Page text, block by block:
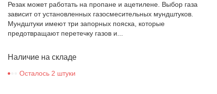
Резак может работать на пропане и ацетилене. Выбор газа
зависит от установленных газосмесительных мундштуков.
Мундштуки имеют три запорных пояска, которые
предотвращают перетечку газов и...
Наличие на складе
Осталось 2 штуки